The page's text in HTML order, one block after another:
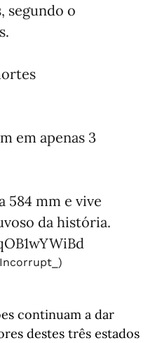
segundo o
em apenas 3
584 mm e vive
da história.
continuam a dar
destes três estados